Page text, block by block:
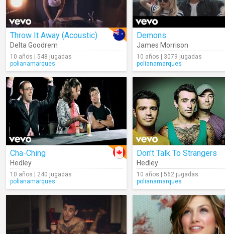
Throw It Away (Acoustic)
Delta Goodrem
10 años | 548 jugadas
polianamarques
Demons
James Morrison
10 años | 3079 jugadas
polianamarques
Cha-Ching
Hedley
10 años | 240 jugadas
polianamarques
Don't Talk To Strangers
Hedley
10 años | 562 jugadas
polianamarques